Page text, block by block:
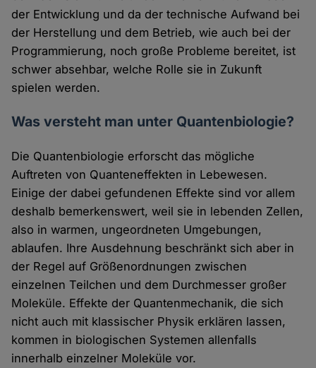
der Entwicklung und da der technische Aufwand bei
der Herstellung und dem Betrieb, wie auch bei der
Programmierung, noch große Probleme bereitet, ist
schwer absehbar, welche Rolle sie in Zukunft
spielen werden.
Was versteht man unter Quantenbiologie?
Die Quantenbiologie erforscht das mögliche
Auftreten von Quanteneffekten in Lebewesen.
Einige der dabei gefundenen Effekte sind vor allem
deshalb bemerkenswert, weil sie in lebenden Zellen,
also in warmen, ungeordneten Umgebungen,
ablaufen. Ihre Ausdehnung beschränkt sich aber in
der Regel auf Größenordnungen zwischen
einzelnen Teilchen und dem Durchmesser großer
Moleküle. Effekte der Quantenmechanik, die sich
nicht auch mit klassischer Physik erklären lassen,
kommen in biologischen Systemen allenfalls
innerhalb einzelner Moleküle vor.